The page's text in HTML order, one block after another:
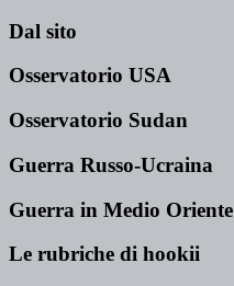
Dal sito
Osservatorio USA
Osservatorio Sudan
Guerra Russo-Ucraina
Guerra in Medio Oriente
Le rubriche di hookii